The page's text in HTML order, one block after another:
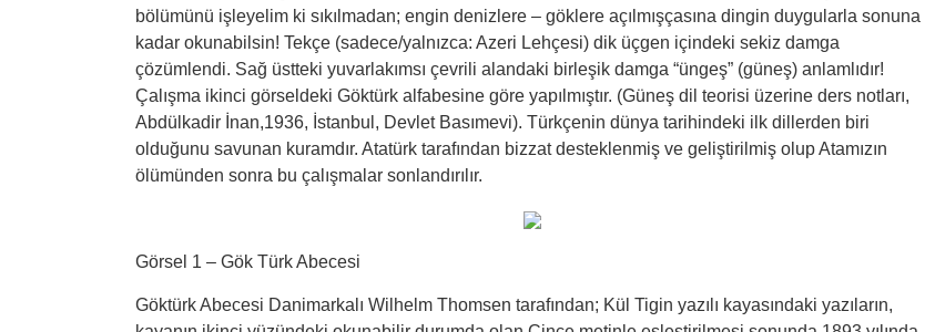
bölümünü işleyelim ki sıkılmadan; engin denizlere – göklere açılmışçasına dingin duygularla sonuna
kadar okunabilsin! Tekçe (sadece/yalnızca: Azeri Lehçesi) dik üçgen içindeki sekiz damga
çözümlendi. Sağ üstteki yuvarlakımsı çevrili alandaki birleşik damga “üngeş” (güneş) anlamlıdır!
Çalışma ikinci görseldeki Göktürk alfabesine göre yapılmıştır. (Güneş dil teorisi üzerine ders notları,
Abdülkadir İnan,1936, İstanbul, Devlet Basımevi). Türkçenin dünya tarihindeki ilk dillerden biri
olduğunu savunan kuramdır. Atatürk tarafından bizzat desteklenmiş ve geliştirilmiş olup Atamızın
ölümünden sonra bu çalışmalar sonlandırılır.
Görsel 1 – Gök Türk Abecesi
Göktürk Abecesi Danimarkalı Wilhelm Thomsen tarafından; Kül Tigin yazılı kayasındaki yazıların,